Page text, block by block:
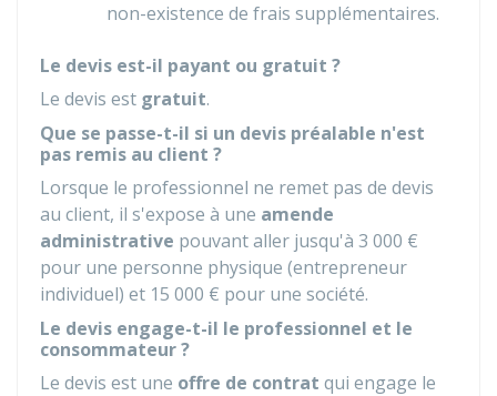
non-existence de frais supplémentaires.
Le devis est-il payant ou gratuit ?
Le devis est gratuit.
Que se passe-t-il si un devis préalable n'est
pas remis au client ?
Lorsque le professionnel ne remet pas de devis
au client, il s'expose à une amende
administrative pouvant aller jusqu'à 3 000 €
pour une personne physique (entrepreneur
individuel) et 15 000 € pour une société.
Le devis engage-t-il le professionnel et le
consommateur ?
Le devis est une offre de contrat qui engage le